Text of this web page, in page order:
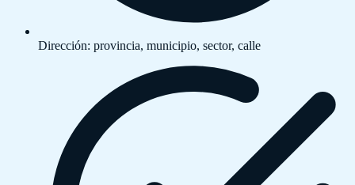
Dirección: provincia, municipio, sector, calle